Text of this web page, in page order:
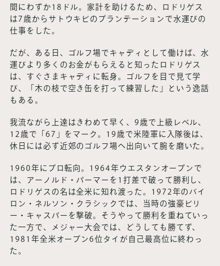
間にわずか18ドル。家計を助けるため、ロドリゲス
は7歳からサトウキビのプランテーションで水運びの
仕事をした。
だが、ある日、ゴルフ場でキャディとして働けば、水
運びより多くのお金がもらえると知ったロドリゲス
は、すぐさまキャディに転身。ゴルフを目で見て学
び、「木の枝で空き缶を打って練習した」という逸話
もある。
我流ながら上達はきわめて早く、9歳で上級レベル、
12歳で「67」をマーク。19歳で米陸軍に入隊後は、
休日には必ず近郊のゴルフ場へ出向いて腕を磨いた。
1960年にプロ転向。1964年ウエスタンオープンで
は、アーノルド・パーマーを1打差で破って勝利し、
ロドリゲスの名は全米に知れ渡った。1972年のバイ
ロン・ネルソン・クラシックでは、当時の強豪ビリ
ー・キャスパーを撃破。そうやって勝利を重ねていっ
た一方で、メジャー大会では、どうしても勝てず、
1981年全米オープン6位タイが自己最高位に終わっ
た。